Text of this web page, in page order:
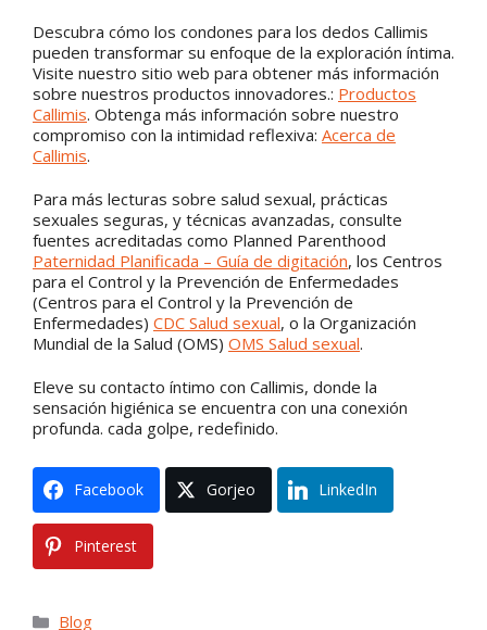
Descubra cómo los condones para los dedos Callimis
pueden transformar su enfoque de la exploración íntima.
Visite nuestro sitio web para obtener más información
sobre nuestros productos innovadores.: Productos
Callimis. Obtenga más información sobre nuestro
compromiso con la intimidad reflexiva: Acerca de
Callimis.
Para más lecturas sobre salud sexual, prácticas
sexuales seguras, y técnicas avanzadas, consulte
fuentes acreditadas como Planned Parenthood
Paternidad Planificada – Guía de digitación, los Centros
para el Control y la Prevención de Enfermedades
(Centros para el Control y la Prevención de
Enfermedades) CDC Salud sexual, o la Organización
Mundial de la Salud (OMS) OMS Salud sexual.
Eleve su contacto íntimo con Callimis, donde la
sensación higiénica se encuentra con una conexión
profunda. cada golpe, redefinido.
Facebook Gorjeo LinkedIn
Pinterest
Categorías
Blog